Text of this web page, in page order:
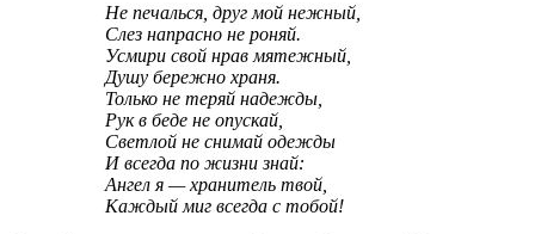
Не печалься, друг мой нежный,
Слез напрасно не роняй.
Усмири свой нрав мятежный,
Душу бережно храня.
Только не теряй надежды,
Рук в беде не опускай,
Светлой не снимай одежды
И всегда по жизни знай:
Ангел я — хранитель твой,
Каждый миг всегда с тобой!